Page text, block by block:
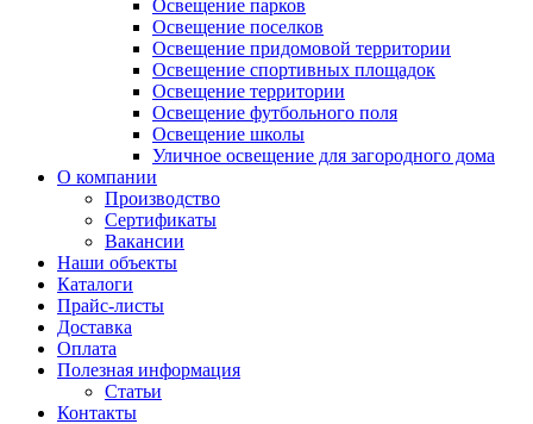
Освещение парков
Освещение поселков
Освещение придомовой территории
Освещение спортивных площадок
Освещение территории
Освещение футбольного поля
Освещение школы
Уличное освещение для загородного дома
О компании
Производство
Сертификаты
Вакансии
Наши объекты
Каталоги
Прайс-листы
Доставка
Оплата
Полезная информация
Статьи
Контакты